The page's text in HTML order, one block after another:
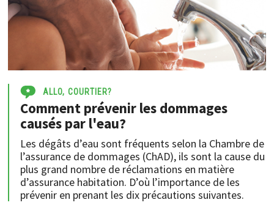
ALLO, COURTIER?
Comment prévenir les dommages
causés par l'eau?
Les dégâts d’eau sont fréquents selon la Chambre de
l’assurance de dommages (ChAD), ils sont la cause du
plus grand nombre de réclamations en matière
d’assurance habitation. D’où l’importance de les
prévenir en prenant les dix précautions suivantes.